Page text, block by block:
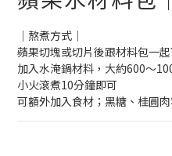
│熬煮方式│
蘋果切塊或切片後跟材料包一
加入水淹鍋材料，大約600～
小火滾煮10分鐘即可
可額外加入食材；黑糖、桂圓